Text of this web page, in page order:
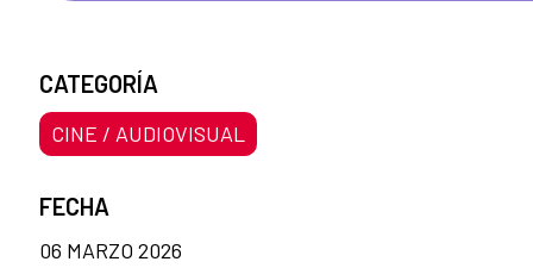
CATEGORÍA
CINE / AUDIOVISUAL
FECHA
06 MARZO 2026